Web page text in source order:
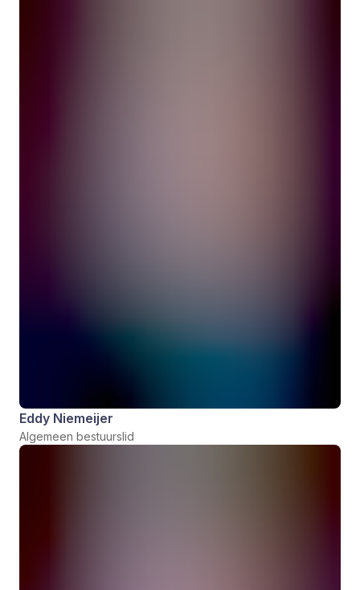
Eddy Niemeijer
Algemeen bestuurslid